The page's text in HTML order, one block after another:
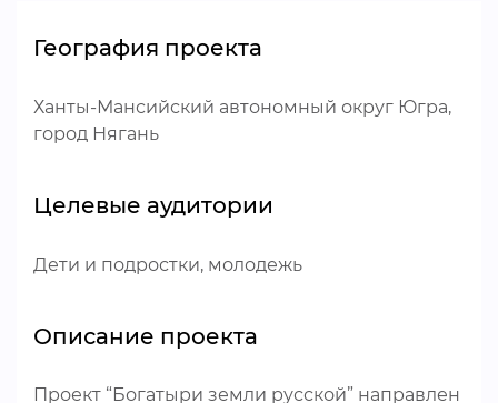
География проекта
Ханты-Мансийский автономный округ Югра,
город Нягань
Целевые аудитории
Дети и подростки, молодежь
Описание проекта
Проект “Богатыри земли русской” направлен